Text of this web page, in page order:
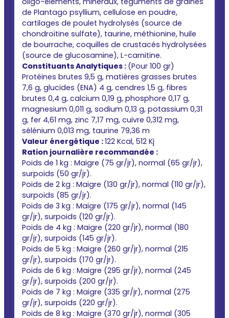
de Plantago psyllium, cellulose en poudre,
cartilages de poulet hydrolysés (source de
chondroïtine sulfate), taurine, méthionine, huile
de bourrache, coquilles de crustacés hydrolysées
(source de glucosamine), L-carnitine.
Constituants Analytiques : (Pour 100 gr)
Protéines brutes 9,5 g, matières grasses brutes
7,6 g, glucides (ENA) 4 g, cendres 1,5 g, fibres
brutes 0,4 g, calcium 0,19 g, phosphore 0,17 g,
magnesium 0,011 g, sodium 0,13 g, potassium 0,31
g, fer 4,61 mg, zinc 7,17 mg, cuivre 0,312 mg,
sélénium 0,013 mg, taurine 79,36 m
Valeur énergétique :122 Kcal, 512 Kj
Ration journalière recommandée :
Poids de 1 kg : Maigre (75 gr/jr), normal (65 gr/jr),
surpoids (50 gr/jr).
Poids de 2 kg : Maigre (130 gr/jr), normal (110 gr/jr),
surpoids (85 gr/jr).
Poids de 3 kg : Maigre (175 gr/jr), normal (145
gr/jr), surpoids (120 gr/jr).
Poids de 4 kg : Maigre (220 gr/jr), normal (180
gr/jr), surpoids (145 gr/jr).
Poids de 5 kg : Maigre (260 gr/jr), normal (215
gr/jr), surpoids (170 gr/jr).
Poids de 6 kg : Maigre (295 gr/jr), normal (245
gr/jr), surpoids (200 gr/jr).
Poids de 7 kg : Maigre (335 gr/jr), normal (275
gr/jr), surpoids (220 gr/jr).
Poids de 8 kg : Maigre (370 gr/jr), normal (305